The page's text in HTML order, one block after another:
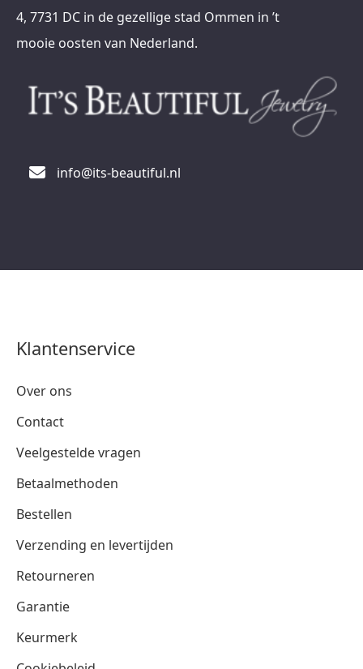
4, 7731 DC in de gezellige stad Ommen in ’t
mooie oosten van Nederland.
info@its-beautiful.nl
Klantenservice
Over ons
Contact
Veelgestelde vragen
Betaalmethoden
Bestellen
Verzending en levertijden
Retourneren
Garantie
Keurmerk